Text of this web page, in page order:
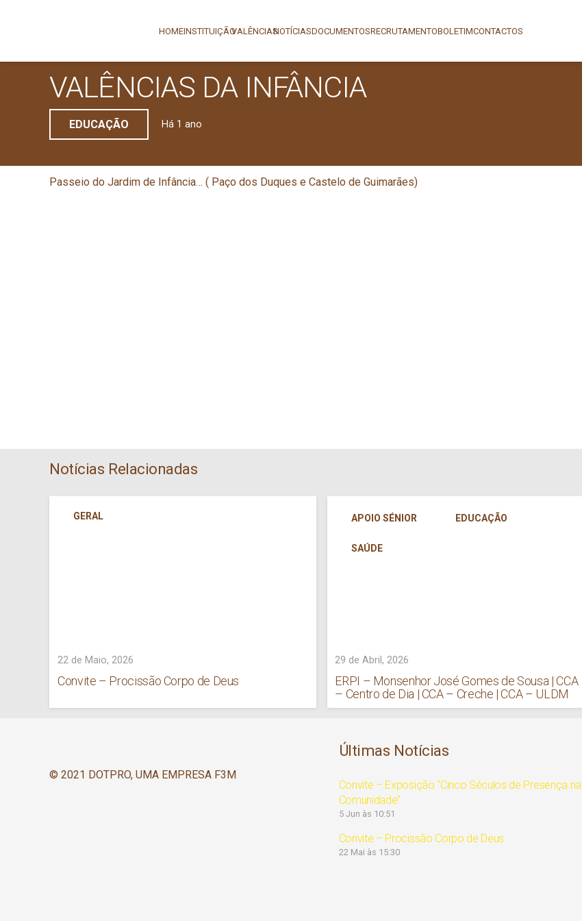
HOMEINSTITUIÇÃOVALÊNCIASNOTÍCIASDOCUMENTOSRECRUTAMENTOBOLETIMCONTACTOS
VALÊNCIAS DA INFÂNCIA
EDUCAÇÃO Há 1 ano
Passeio do Jardim de Infância… ( Paço dos Duques e Castelo de Guimarães)
Notícias Relacionadas
GERAL
22 de Maio, 2026
Convite – Procissão Corpo de Deus
APOIO SÉNIOR EDUCAÇÃO
SAÚDE
29 de Abril, 2026
ERPI – Monsenhor José Gomes de Sousa | CCA
– Centro de Dia | CCA – Creche | CCA – ULDM
© 2021 DOTPRO, UMA EMPRESA F3M
Últimas Notícias
Convite – Exposição “Cinco Séculos de Presença na
Comunidade”
5 Jun às 10:51
Convite – Procissão Corpo de Deus
22 Mai às 15:30